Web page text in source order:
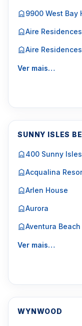
9900 West Bay
Aire Residences
Aire
Ver mais…
SUNNY ISLES
400 Sunny Isles
Acqualina
Arlen House
Aurora
Aventura Beach
Ver mais…
WYNWOOD